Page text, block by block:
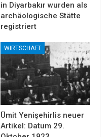
in Diyarbakır wurden als
archäologische Stätte
registriert
WIRTSCHAFT
Ümit Yenişehirlis neuer
Artikel: Datum 29.